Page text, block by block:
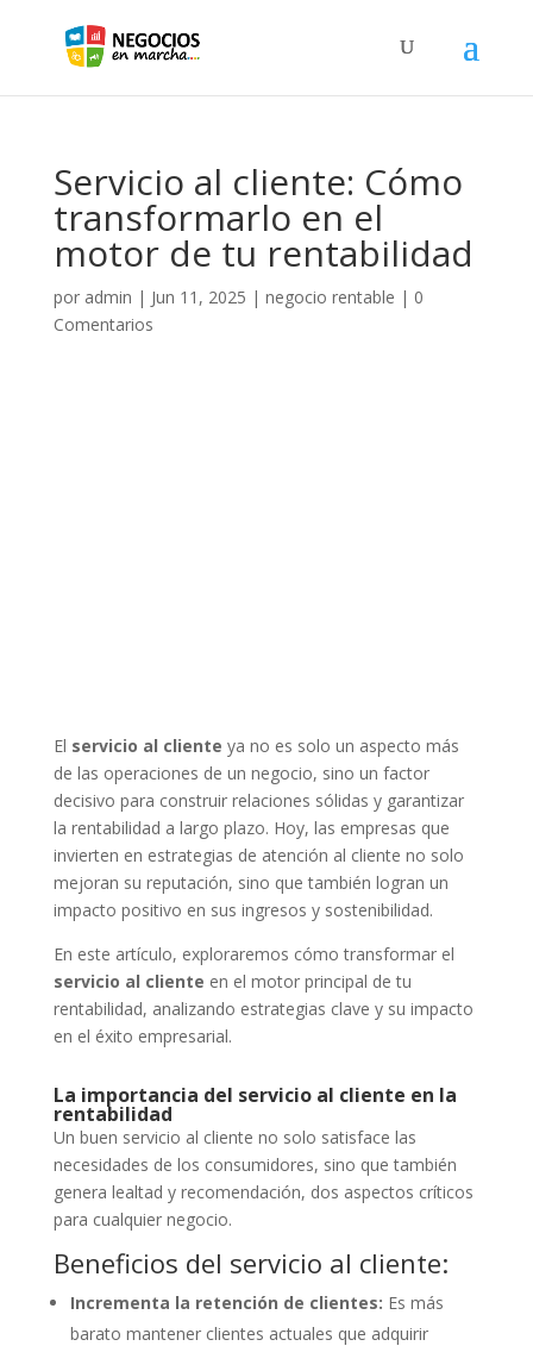
Servicio al cliente: Cómo
transformarlo en el
motor de tu rentabilidad
por admin | Jun 11, 2025 | negocio rentable | 0
Comentarios
El servicio al cliente ya no es solo un aspecto más
de las operaciones de un negocio, sino un factor
decisivo para construir relaciones sólidas y garantizar
la rentabilidad a largo plazo. Hoy, las empresas que
invierten en estrategias de atención al cliente no solo
mejoran su reputación, sino que también logran un
impacto positivo en sus ingresos y sostenibilidad.
En este artículo, exploraremos cómo transformar el
servicio al cliente en el motor principal de tu
rentabilidad, analizando estrategias clave y su impacto
en el éxito empresarial.
La importancia del servicio al cliente en la
rentabilidad
Un buen servicio al cliente no solo satisface las
necesidades de los consumidores, sino que también
genera lealtad y recomendación, dos aspectos críticos
para cualquier negocio.
Beneficios del servicio al cliente:
Incrementa la retención de clientes: Es más
barato mantener clientes actuales que adquirir